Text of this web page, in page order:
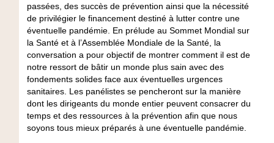
passées, des succès de prévention ainsi que la nécessité
de privilégier le financement destiné à lutter contre une
éventuelle pandémie. En prélude au Sommet Mondial sur
la Santé et à l’Assemblée Mondiale de la Santé, la
conversation a pour objectif de montrer comment il est de
notre ressort de bâtir un monde plus sain avec des
fondements solides face aux éventuelles urgences
sanitaires. Les panélistes se pencheront sur la manière
dont les dirigeants du monde entier peuvent consacrer du
temps et des ressources à la prévention afin que nous
soyons tous mieux préparés à une éventuelle pandémie.